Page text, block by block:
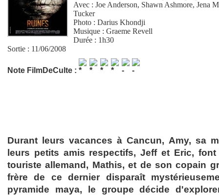
Avec :Joe Anderson, Shawn Ashmore,Jena
Tucker
Photo :Darius Khondji
Musique :Graeme Revell
Durée : 1h30
Sortie : 11/06/2008
Note FilmDeCulte :
Durant leurs vacances à Cancun, Amy, sa
leurs petits amis respectifs, Jeff et Eric,
touriste allemand, Mathis, et de son copain
frère de ce dernier disparaît
pyramide maya, le groupe décide